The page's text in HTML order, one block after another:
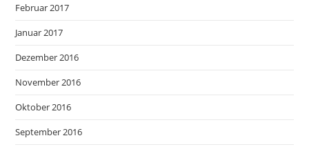
Februar 2017
Januar 2017
Dezember 2016
November 2016
Oktober 2016
September 2016